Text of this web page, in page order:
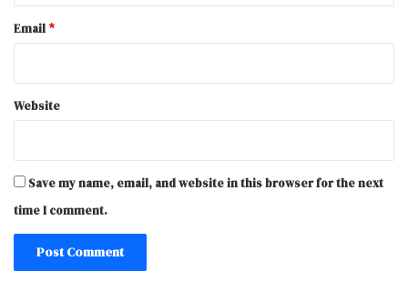
Email *
Website
Save my name, email, and website in this browser for the next
time I comment.